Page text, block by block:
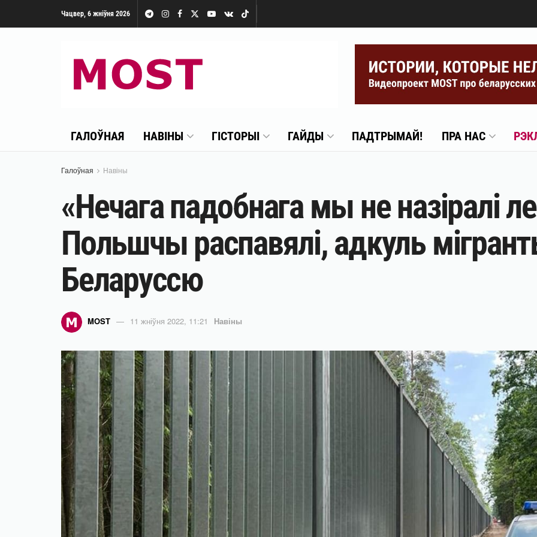
Чацвер, 6 жніўня 2026
ГАЛОЎНАЯ НАВІНЫ ГІСТОРЫІ ГАЙДЫ ПАДТРЫМАЙ! ПРА НАС
Галоўная Навіны
«Нечага падобнага мы не назіралі
Польшчы распавялі, адкуль
Беларуссю
MOST 11 жніўня 2022, 11:21 Навіны